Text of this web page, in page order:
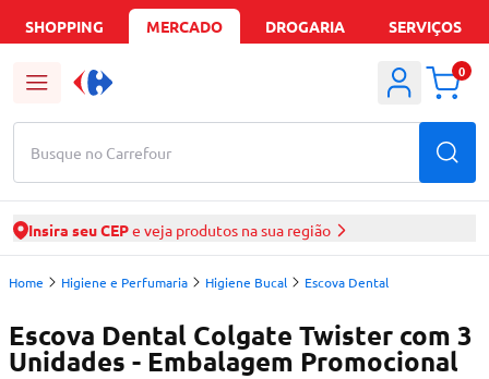
SHOPPING MERCADO DROGARIA SERVIÇOS
Busque no Carrefour
0
Insira seu CEPe veja produtos na sua região
Home Higiene e Perfumaria Higiene Bucal Escova Dental
Escova Dental Colgate Twister com 3
Unidades - Embalagem Promocional